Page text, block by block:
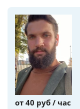
от 40 руб / час